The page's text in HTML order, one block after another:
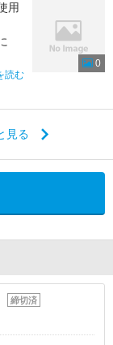
用
読む
0
見る
締切済